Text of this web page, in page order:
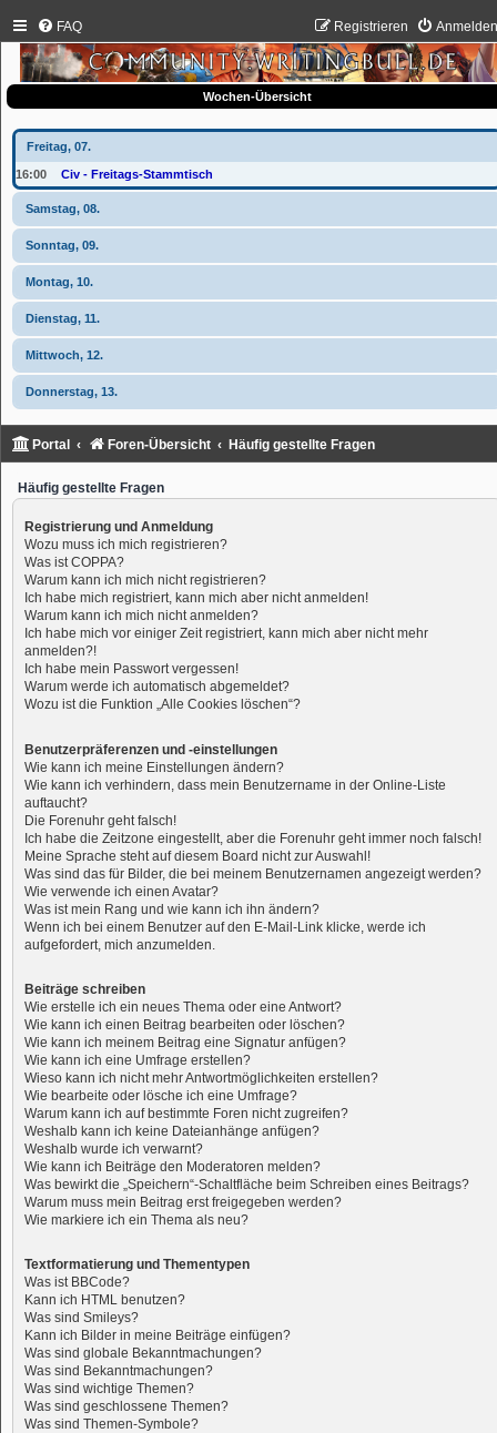
FAQ Registrieren
Wochen-Übersicht
Freitag, 07.
16:00 Civ - Freitags-Stammtisch
Samstag, 08.
Sonntag, 09.
Montag, 10.
Dienstag, 11.
Mittwoch, 12.
Donnerstag, 13.
Portal Foren-Übersicht Häufig gestellte Fragen
Häufig gestellte Fragen
Registrierung und Anmeldung
Wozu muss ich mich registrieren?
Was ist COPPA?
Warum kann ich mich nicht registrieren?
Ich habe mich registriert, kann mich aber nicht anmelden!
Warum kann ich mich nicht anmelden?
Ich habe mich vor einiger Zeit registriert, kann mich aber nicht mehr
anmelden?!
Ich habe mein Passwort vergessen!
Warum werde ich automatisch abgemeldet?
Wozu ist die Funktion „Alle Cookies löschen“?
Benutzerpräferenzen und -einstellungen
Wie kann ich meine Einstellungen ändern?
Wie kann ich verhindern, dass mein Benutzername in der Online-Liste
auftaucht?
Die Forenuhr geht falsch!
Ich habe die Zeitzone eingestellt, aber die Forenuhr geht immer noch falsch!
Meine Sprache steht auf diesem Board nicht zur Auswahl!
Was sind das für Bilder, die bei meinem Benutzernamen angezeigt werden?
Wie verwende ich einen Avatar?
Was ist mein Rang und wie kann ich ihn ändern?
Wenn ich bei einem Benutzer auf den E-Mail-Link klicke, werde ich
aufgefordert, mich anzumelden.
Beiträge schreiben
Wie erstelle ich ein neues Thema oder eine Antwort?
Wie kann ich einen Beitrag bearbeiten oder löschen?
Wie kann ich meinem Beitrag eine Signatur anfügen?
Wie kann ich eine Umfrage erstellen?
Wieso kann ich nicht mehr Antwortmöglichkeiten erstellen?
Wie bearbeite oder lösche ich eine Umfrage?
Warum kann ich auf bestimmte Foren nicht zugreifen?
Weshalb kann ich keine Dateianhänge anfügen?
Weshalb wurde ich verwarnt?
Wie kann ich Beiträge den Moderatoren melden?
Was bewirkt die „Speichern“-Schaltfläche beim Schreiben eines Beitrags?
Warum muss mein Beitrag erst freigegeben werden?
Wie markiere ich ein Thema als neu?
Textformatierung und Thementypen
Was ist BBCode?
Kann ich HTML benutzen?
Was sind Smileys?
Kann ich Bilder in meine Beiträge einfügen?
Was sind globale Bekanntmachungen?
Was sind Bekanntmachungen?
Was sind wichtige Themen?
Was sind geschlossene Themen?
Was sind Themen-Symbole?